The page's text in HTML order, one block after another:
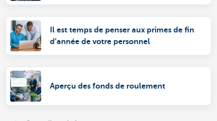
Il est temps de penser aux primes de fin
d’année de votre personnel
Aperçu des fonds de roulement